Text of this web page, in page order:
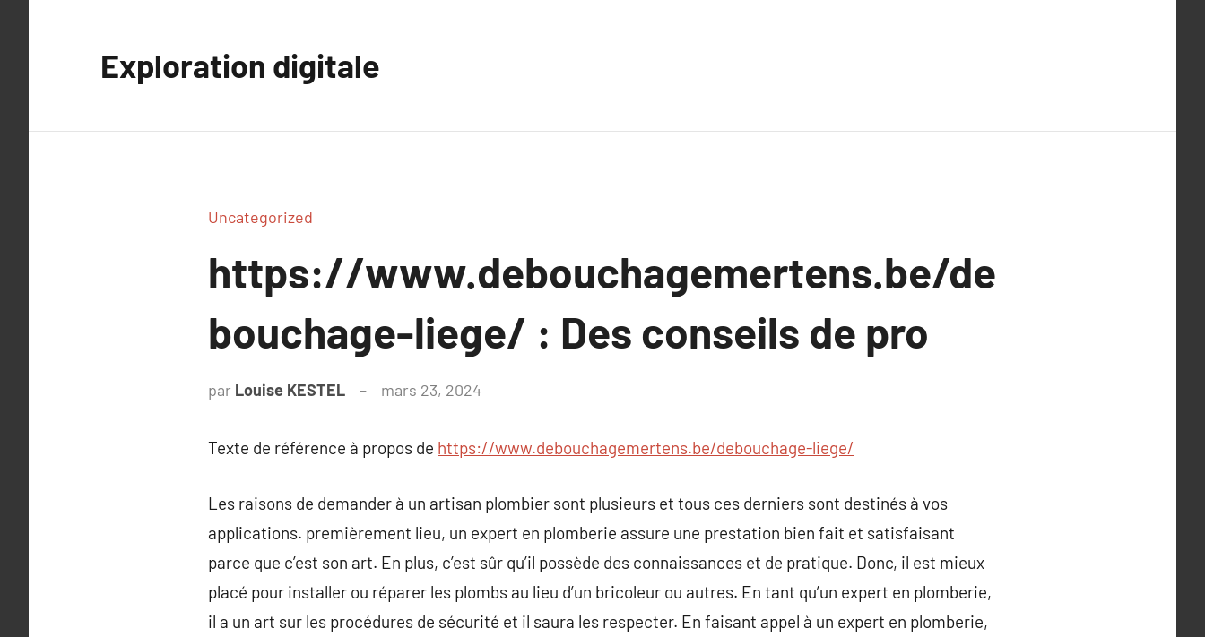
Exploration digitale
Uncategorized
https://www.debouchagemertens.be/de
bouchage-liege/ : Des conseils de pro
par Louise KESTEL mars 23, 2024
Texte de référence à propos de https://www.debouchagemertens.be/debouchage-liege/
Les raisons de demander à un artisan plombier sont plusieurs et tous ces derniers sont destinés à vos
applications. premièrement lieu, un expert en plomberie assure une prestation bien fait et satisfaisant
parce que c’est son art. En plus, c’est sûr qu’il possède des connaissances et de pratique. Donc, il est mieux
placé pour installer ou réparer les plombs au lieu d’un bricoleur ou autres. En tant qu’un expert en plomberie,
il a un art sur les procédures de sécurité et il saura les respecter. En faisant appel à un expert en plomberie,